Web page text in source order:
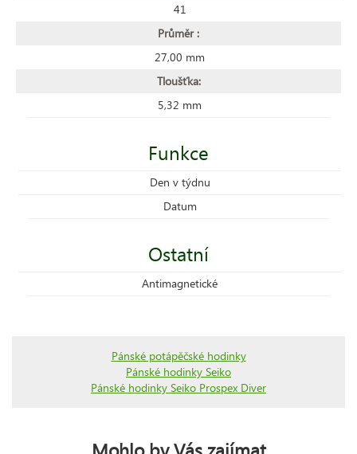
41
Průměr :
27,00 mm
Tloušťka:
5,32 mm
Funkce
Den v týdnu
Datum
Ostatní
Antimagnetické
Pánské potápěčské hodinky
Pánské hodinky Seiko
Pánské hodinky Seiko Prospex Diver